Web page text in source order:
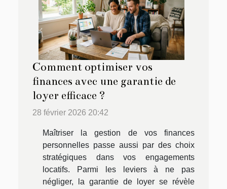
Comment optimiser vos
finances avec une garantie de
loyer efficace ?
28 février 2026 20:42
Maîtriser la gestion de vos finances
personnelles passe aussi par des choix
stratégiques dans vos engagements
locatifs. Parmi les leviers à ne pas
négliger, la garantie de loyer se révèle